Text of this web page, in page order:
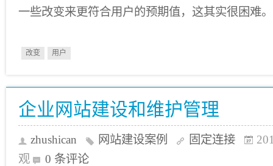
一些改变来更符合用户的预期值，这其实很困难。
改变 用户
企业网站建设和维护管理
zhushican 网站建设案例 固定连接
观
0 条评论